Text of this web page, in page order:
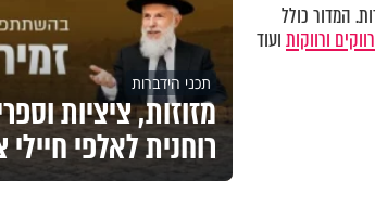
המדור כולל
ורווקותועוד
תכני הידברות
מזוזות, ציציות
רוחנית לאלפי